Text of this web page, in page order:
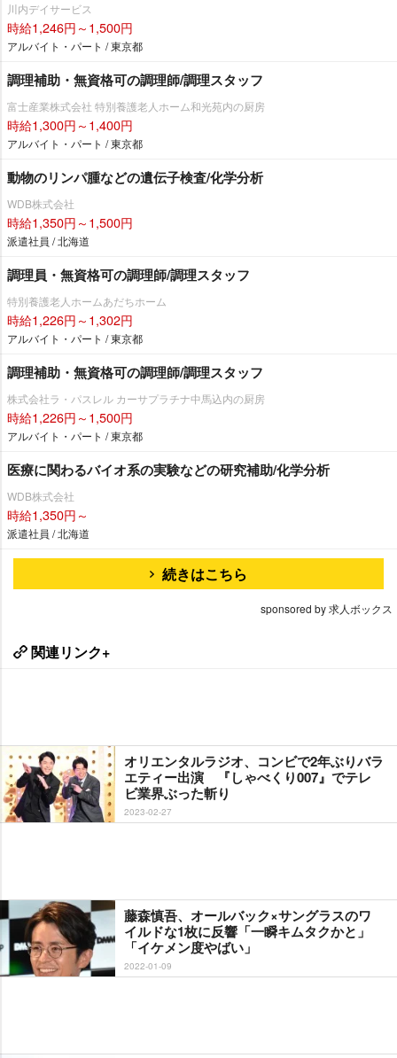
川内デイサービス
時給1,246円～1,500円
アルバイト・パート / 東京都
調理補助・無資格可の調理師/調理スタッフ
富士産業株式会社 特別養護老人ホーム和光苑内の厨房
時給1,300円～1,400円
アルバイト・パート / 東京都
動物のリンパ腫などの遺伝子検査/化学分析
WDB株式会社
時給1,350円～1,500円
派遣社員 / 北海道
調理員・無資格可の調理師/調理スタッフ
特別養護老人ホームあだちホーム
時給1,226円～1,302円
アルバイト・パート / 東京都
調理補助・無資格可の調理師/調理スタッフ
株式会社ラ・パスレル カーサプラチナ中馬込内の厨房
時給1,226円～1,500円
アルバイト・パート / 東京都
医療に関わるバイオ系の実験などの研究補助/化学分析
WDB株式会社
時給1,350円～
派遣社員 / 北海道
続きはこちら
sponsored by 求人ボックス
関連リンク+
オリエンタルラジオ、コンビで2年ぶりバラ
エティー出演 『しゃべくり007』でテレ
ビ業界ぶった斬り
2023-02-27
藤森慎吾、オールバック×サングラスのワ
イルドな1枚に反響「一瞬キムタクかと」
「イケメン度やばい」
2022-01-09